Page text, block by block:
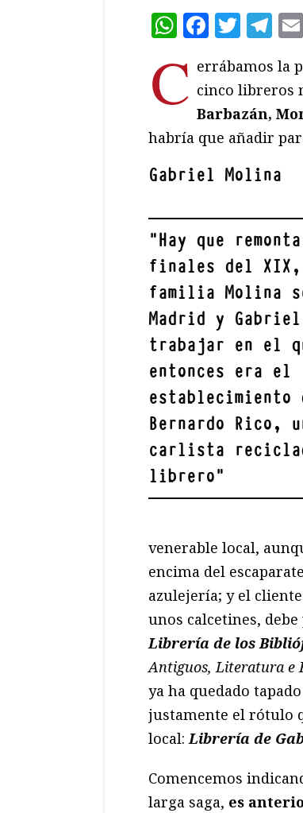
WhatsApp
C errábamos la
cinco libreros
Barbazán,
habría que añadir
Gabriel Molina
"Hay que
finales del XIX,
familia Molina
Madrid y
trabajar en el
entonces era el
establecimiento
Bernardo Rico,
carlista
librero"
venerable local,
encima del
azulejería; y el
unos calcetines,
Librería de los
Antiguos, Literatura e
ya ha quedado
justamente el rótulo
local:Librería de
Comencemos
larga saga, es